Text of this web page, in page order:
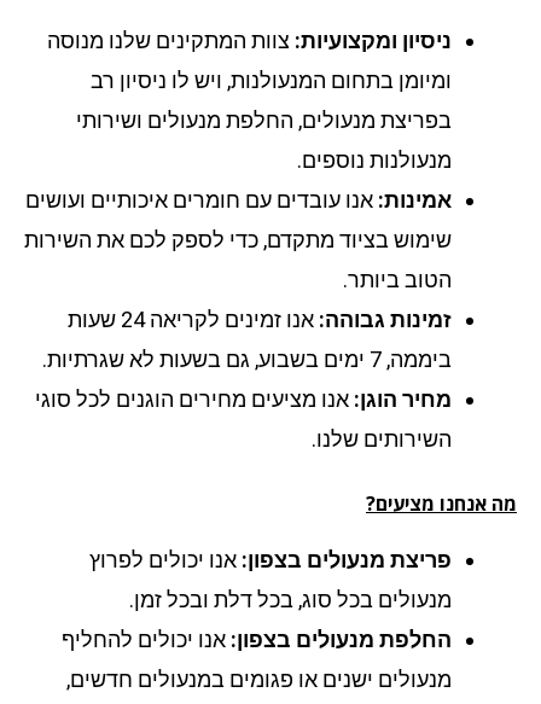
ניסיון ומקצועיות:צוות המתקינים שלנו מנוסה
ומיומן בתחום המנעולנות, ויש לו ניסיון רב
בפריצת מנעולים, החלפת מנעולים ושירותי
מנעולנות נוספים.
אמינות:אנו עובדים עם חומרים איכותיים ועושים
שימוש בציוד מתקדם, כדי לספק לכם את השירות
הטוב ביותר.
זמינות גבוהה:
אנו זמינים לקריאה 24 שעות
ביממה, 7 ימים בשבוע, גם בשעות לא שגרתיות.
מחיר הוגן: אנו מציעים מחירים הוגנים לכל סוגי
השירותים שלנו.
אנחנו מציעים?
פריצת מנעולים בצפון:אנו יכולים לפרוץ
מנעולים בכל סוג, בכל דלת ובכל זמן.
החלפת מנעולים בצפון:אנו יכולים להחליף
מנעולים ישנים או פגומים במנעולים חדשים,